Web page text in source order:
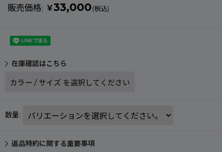
販売価格: ￥33,000(税込)
在庫確認はこちら
カラー / サイズ を選択してください
数量:
返品特約に関する重要事項